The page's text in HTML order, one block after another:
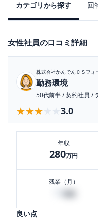
カテゴリから探す 回
女性社員の口コミ詳細
株式会社かんでんＣＳフォ
勤務環境
50代前半/契約社員 /
★★★★★
★★★★★ 3.0
年収
280万円
残業（月）
良い点